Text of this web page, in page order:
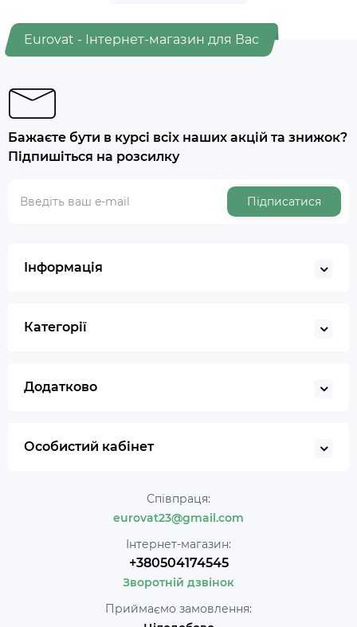
Eurovat - Інтернет-магазин для Вас
Бажаєте бути в курсі всіх наших акцій та знижок?
Підпишіться на розсилку
Підписатися
Інформація
Категорії
Додатково
Особистий кабінет
Співпраця:
eurovat23@gmail.com
Інтернет-магазин:
+380504174545
Зворотній дзвінок
Приймаємо замовлення: